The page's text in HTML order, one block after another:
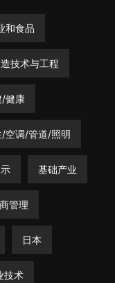
和食品
技术与工程
/健康
/空调/管道/照明
基础产业
管理
日本
技术